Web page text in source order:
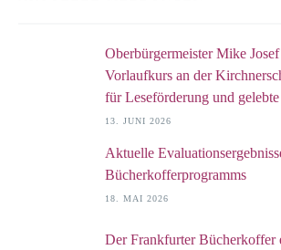
Oberbürgermeister Mike
Vorlaufkurs an der
für Leseförderung und
13. JUNI 2026
Aktuelle
Bücherkofferprogramms
18. MAI 2026
Der Frankfurter Bücherkoffer